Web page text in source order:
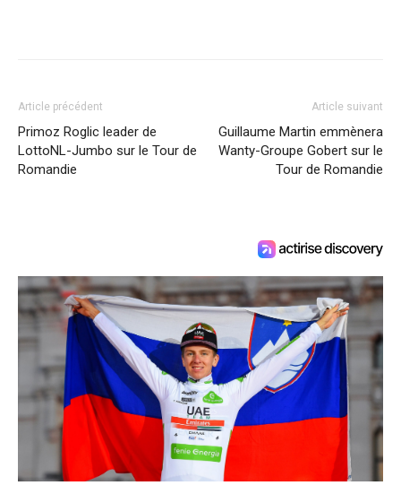
Article précédent
Primoz Roglic leader de
LottoNL-Jumbo sur le Tour de
Romandie
Article suivant
Guillaume Martin emmènera
Wanty-Groupe Gobert sur le
Tour de Romandie